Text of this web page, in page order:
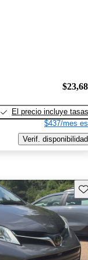
El precio incluye tasas
$437/mes
Verif. disponibilidad